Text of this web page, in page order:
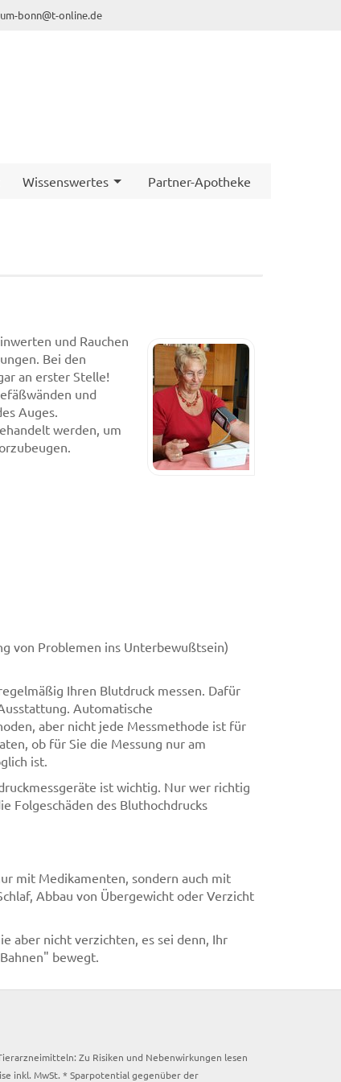
bonn@t-online.de
Wissenswertes Partner-Apotheke
und Rauchen
Bei den
an erster Stelle!
und
Auges.
werden, um
von Problemen ins Unterbewußtsein)
Ihren Blutdruck messen. Dafür
Automatische
aber nicht jede Messmethode ist für
ob für Sie die Messung nur am
ist.
ist wichtig. Nur wer richtig
Folgeschäden des Bluthochdrucks
mit Medikamenten, sondern auch mit
Abbau von Übergewicht oder Verzicht
aber nicht verzichten, es sei denn, Ihr
bewegt.
Zu Risiken und Nebenwirkungen lesen
inkl. MwSt. * Sparpotential gegenüber der